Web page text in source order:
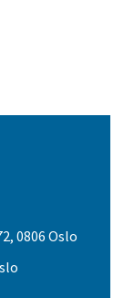
0806 Oslo